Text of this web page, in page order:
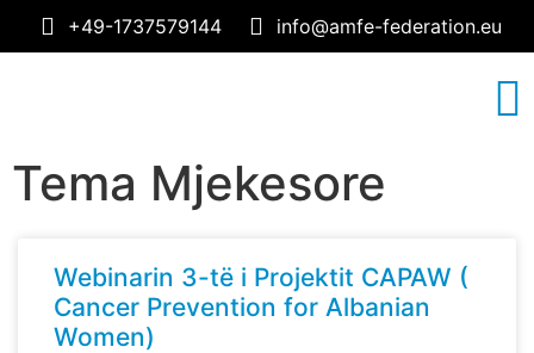
+49-1737579144 info@amfe-federation.eu
Tema Mjekesore
Webinarin 3-të i Projektit CAPAW (
Cancer Prevention for Albanian
Women)